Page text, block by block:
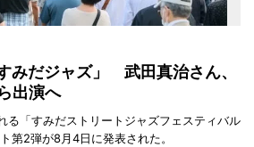
みだジャズ」 武田真治さん、
出演へ
る「すみだストリートジャズフェスティバル
第2弾が8月4日に発表された。